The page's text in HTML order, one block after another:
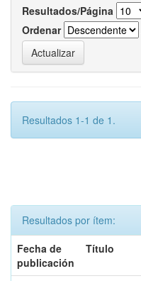
Resultados/Página
Ordenar
Resultados 1-1 de 1.
Resultados por ítem:
Fecha de
publicación
Título